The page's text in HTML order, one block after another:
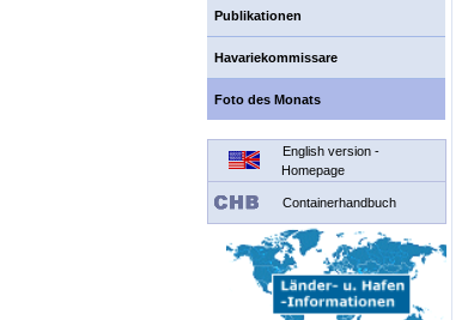
Publikationen
Havariekommissare
Foto des Monats
English version -
Homepage
Containerhandbuch